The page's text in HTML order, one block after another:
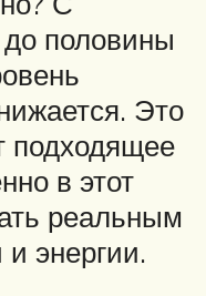
половины
Это
подходящее
в этот
реальным
энергии.